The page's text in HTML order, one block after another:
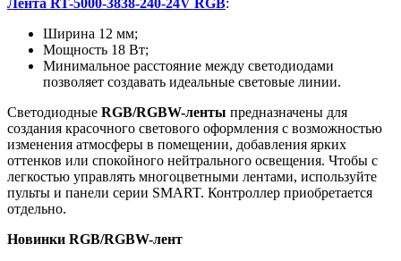
Ширина 12 мм;
Мощность 18 Вт;
Минимальное расстояние между светодиодами
позволяет создавать идеальные световые линии.
Светодиодные RGB/RGBW-ленты предназначены для
создания красочного светового оформления с возможностью
изменения атмосферы в помещении, добавления ярких
оттенков или спокойного нейтрального освещения. Чтобы с
легкостью управлять многоцветными лентами, используйте
пульты и панели серии SMART. Контроллер приобретается
отдельно.
Новинки RGB/RGBW-лент